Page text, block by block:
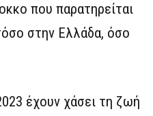
που παρατηρείται
στην Ελλάδα, όσο
έχουν χάσει τη ζωή